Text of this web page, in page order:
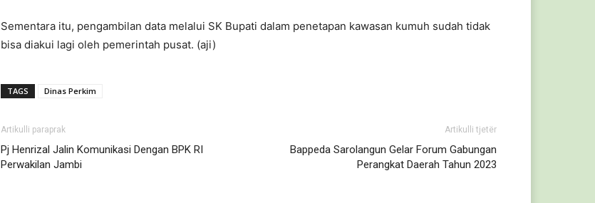
Sementara itu, pengambilan data melalui SK Bupati dalam penetapan kawasan kumuh sudah tidak
bisa diakui lagi oleh pemerintah pusat. (aji)
TAGS Dinas Perkim
Artikulli paraprak
Pj Henrizal Jalin Komunikasi Dengan BPK RI
Perwakilan Jambi
Artikulli tjetër
Bappeda Sarolangun Gelar Forum Gabungan
Perangkat Daerah Tahun 2023